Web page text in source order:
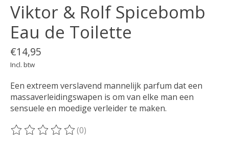
Viktor & Rolf Spicebomb
Eau de Toilette
€14,95
Incl. btw
Een extreem verslavend mannelijk parfum dat een
massaverleidingswapen is om van elke man een
sensuele en moedige verleider te maken.
De beoordeling van dit product is
(0)